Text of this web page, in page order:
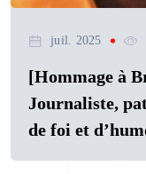
juil. 2025
[Hommage à
Journaliste,
de foi et